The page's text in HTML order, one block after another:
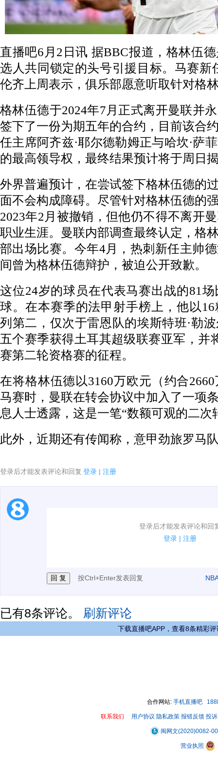
直播吧6月2日讯 据BBC报道，格林伍
选人共同锁定的头号引援目标。马赛新
伦齐上周表示，俱乐部愿意听取针对格
格林伍德于2024年7 月正式离开曼联并
签下了一份为期五年的合约，目前该合
任主席阿齐兹·耶尔德勒姆正与哈坎·萨
的最高领导权，最终结果预计将于周日
外界普遍预计，在尝试签下格林伍德的
面不会构成障碍。尽管针对格林伍德的
2023年2 月被撤销，但他仍不得不离开
职业生涯。曼联内部调查最终认定，格
部出场比赛。今年4月，热刺新任主帅
间曾为格林伍德辩护，被迫公开致歉。
这位24岁的球员在代表马赛出战的81 场
球。在本赛季的法甲射手榜上，他以16
列第二，仅次于雷恩队的埃斯特班·勒
五个赛季获得土耳其超级联赛亚军，并
赛第二轮资格赛的征程。
在将格林伍德以3160万欧元（约合2660
马赛时，曼联在转会协议中加入了一
息人士透露，这是一笔“数额可观的二次
此外，近期还有传闻称，意甲劲旅罗马
登录后才能发表评论和回复 登录 | 注册
登录后才能发表评论和回
登录 | 注册
1.电脑端新用户可以发表评论了！
按Ctrl+Enter发表回复
已有8条评论。 刷新评论
下载直播吧APP，查看8条精彩评
合作网站: 手机直播吧
联系我们 用户协议 隐私政策 报错反馈 投
闽网文(2020)0082-
营业执照